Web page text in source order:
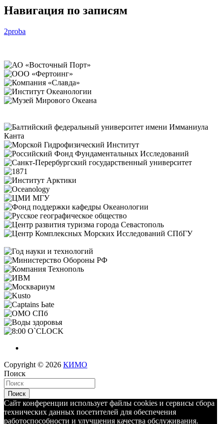
Навигация по записям
2proba
Copyright © 2026 КИМО
Поиск
Поиск
Сайт конференции использует файлы cookies и сервисы сбора
технических данных посетителей для обеспечения
работоспособности и улучшения качества обслуживания.